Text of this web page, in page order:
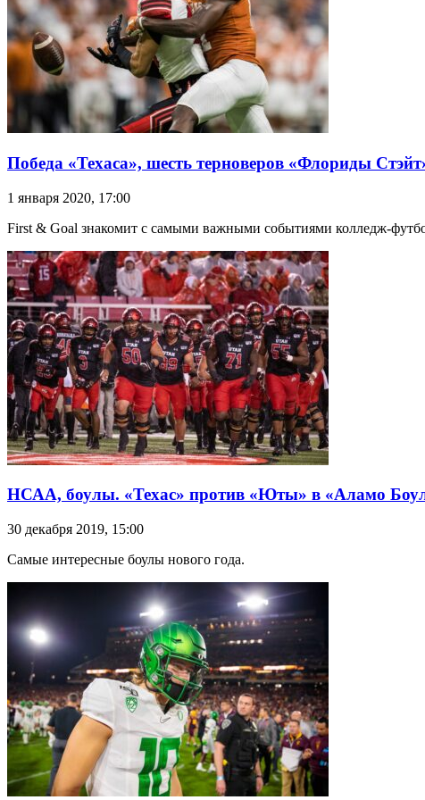
Победа «Техаса», шесть терноверов «Флориды
1 января 2020, 17:00
First & Goal знакомит с самыми важными событиями колледж-
НСАА, боулы. «Техас» против «Юты» в «Аламо
30 декабря 2019, 15:00
Самые интересные боулы нового года.